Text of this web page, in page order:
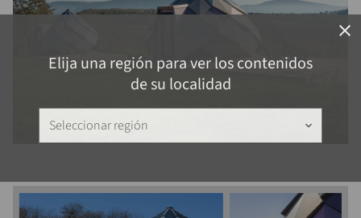
close
Elija una región para ver los contenidos
de su localidad
Seleccionar región keyboard_arrow_down